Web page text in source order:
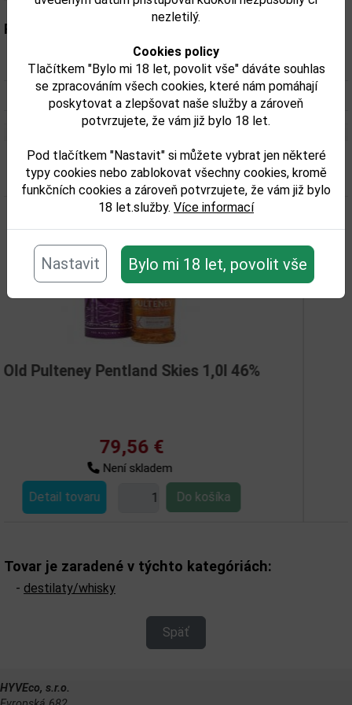
nezletilý.
Cookies policy
Tlačítkem "Bylo mi 18 let, povolit vše" dáváte souhlas
se zpracováním všech cookies, které nám pomáhají
poskytovat a zlepšovat naše služby a zároveň
potvrzujete, že vám již bylo 18 let.
Pod tlačítkem "Nastavit" si můžete vybrat jen některé
typy cookies nebo zablokovat všechny cookies, kromě
funkčních cookies a zároveň potvrzujete, že vám již bylo
18 let.služby. Více informací
Nastavit Bylo mi 18 let, povolit vše
Parametry:
Obsah alkoholu obj. %: 43,2
Objem obalu (L): 0,7
Související zboží
Skies 1,0l 46%
Detail tovaru
Tovar je zaradené v týchto kategóriách:
- destilaty/whisky
Späť
HYVEco, s.r.o.